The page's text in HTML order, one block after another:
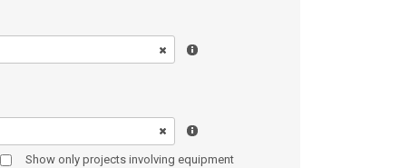
Show only projects involving equipment